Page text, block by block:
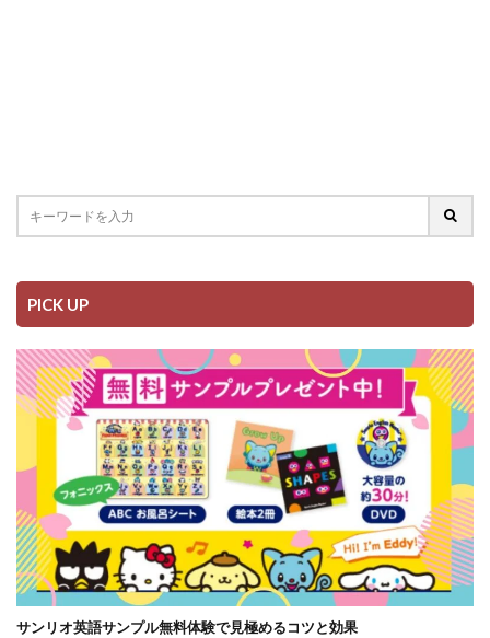
PICK UP
サンリオ英語サンプル無料体験で見極めるコツと効果